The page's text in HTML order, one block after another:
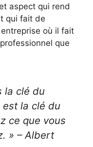
aspect qui rend
qui fait de
où il fait
que
la clé du
est la clé du
ce que vous
» – Albert